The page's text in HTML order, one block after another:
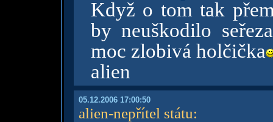
Když o tom tak
by neuškodilo
moc zlobivá holčička
alien
05.12.2006 17:00:50
alien-nepřítel státu: